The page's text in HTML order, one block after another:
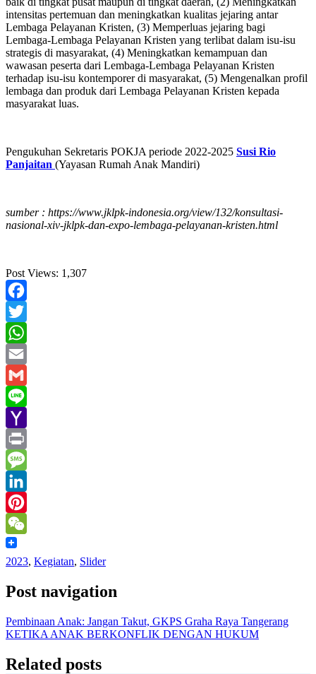
intensitas pertemuan dan meningkatkan kualitas jejaring antar
Lembaga Pelayanan Kristen, (3) Memperluas jejaring bagi
Lembaga-Lembaga Pelayanan Kristen yang terlibat dalam isu-isu
strategis di masyarakat, (4) Meningkatkan kemampuan dan
wawasan peserta dari Lembaga-Lembaga Pelayanan Kristen
terhadap isu-isu kontemporer di masyarakat, (5) Mengenalkan profil
lembaga dan produk dari Lembaga Pelayanan Kristen kepada
masyarakat luas.
Pengukuhan Sekretaris POKJA periode 2022-2025 Susi Rio
Panjaitan (Yayasan Rumah Anak Mandiri)
sumber : https://www.jklpk-indonesia.org/view/132/konsultasi-
nasional-xiv-jklpk-dan-expo-lembaga-pelayanan-kristen.html
Post Views: 1,307
Facebook
Twitter
WhatsApp
Email
Gmail
Line
Yahoo
Mail
Print
Message
LinkedIn
Pinterest
WeChat
2023, Kegiatan, Slider
Post navigation
Pembinaan Anak: Jangan Takut, GKPS Graha Raya Tangerang
KETIKA ANAK BERKONFLIK DENGAN HUKUM
Related posts